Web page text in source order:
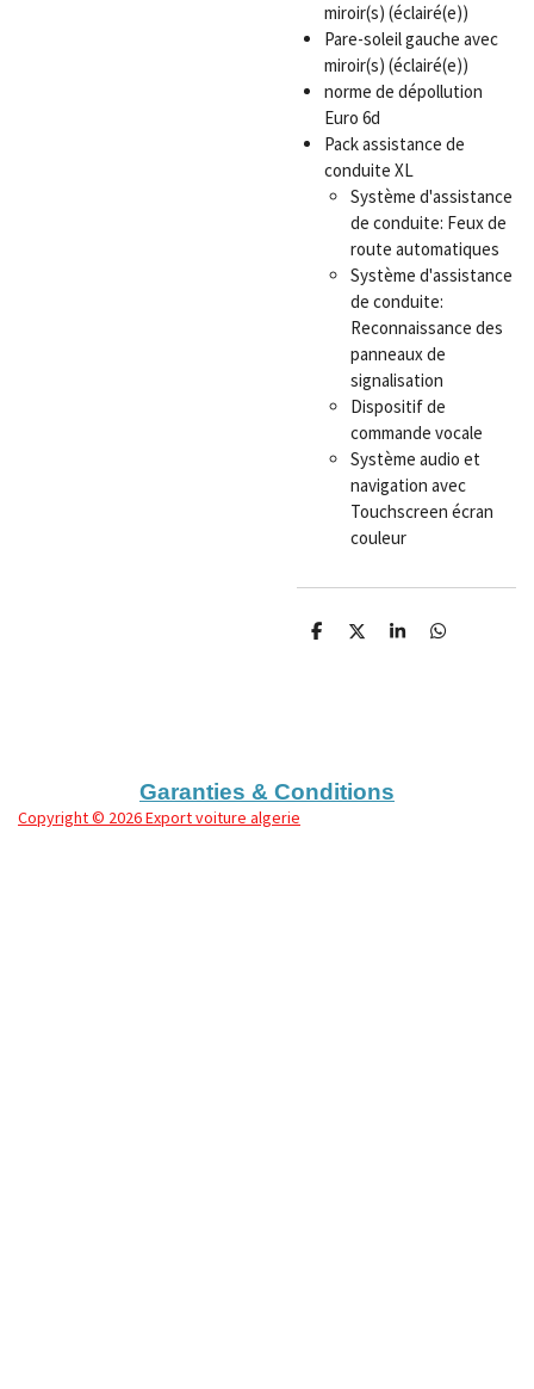
miroir(s) (éclairé(e))
Pare-soleil gauche avec
miroir(s) (éclairé(e))
norme de dépollution
Euro 6d
Pack assistance de
conduite XL
Système d'assistance
de conduite: Feux de
route automatiques
Système d'assistance
de conduite:
Reconnaissance des
panneaux de
signalisation
Dispositif de
commande vocale
Système audio et
navigation avec
Touchscreen écran
couleur
P
P
P
P
Garanties & Conditions
Copyright© 2026 Export voiture algerie